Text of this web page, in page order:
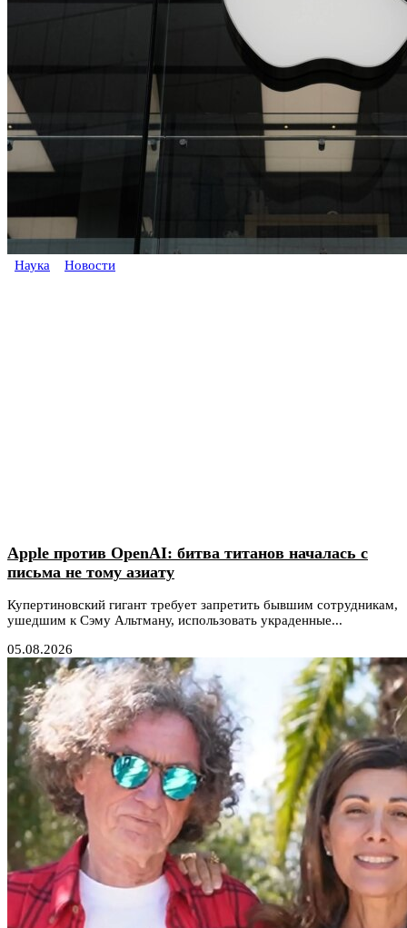
Наука Новости
Apple против OpenAI: битва титанов началась с
письма не тому азиату
Купертиновский гигант требует запретить бывшим сотрудникам,
ушедшим к Сэму Альтману, использовать украденные...
05.08.2026